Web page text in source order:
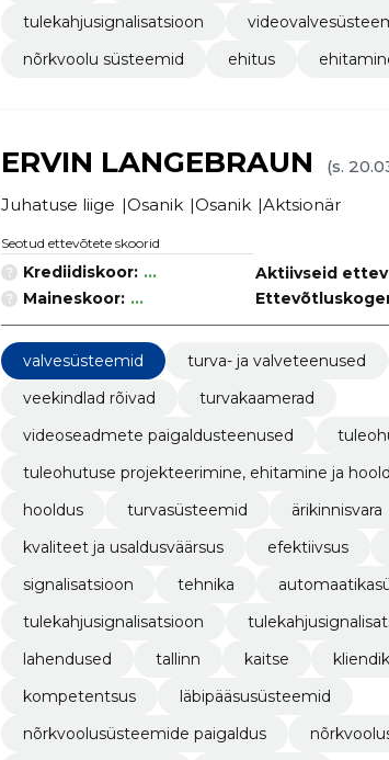
tulekahjusignalisatsioon
nõrkvoolu süsteemid
ehitus
ERVIN LANGEBRAUN
(s.
Juhatuse liige
Osanik Osanik Aktsionär
Seotud ettevõtete skoorid
Krediidiskoor: ...
Maineskoor: ...
Aktiivseid
valvesüsteemid turva- ja valveteenused
veekindlad rõivad
turvakaamerad
videoseadmete paigaldusteenused
tuleohutuse projekteerimine, ehitamine ja
hooldus
turvasüsteemid
ärikinnisvara
kvaliteet ja usaldusväärsus
efektiivsus
signalisatsioon
tehnika
tulekahjusignalisatsioon
lahendused
tallinn kaitse
kompetentsus
läbipääsusüsteemid
nõrkvoolusüsteemide paigaldus